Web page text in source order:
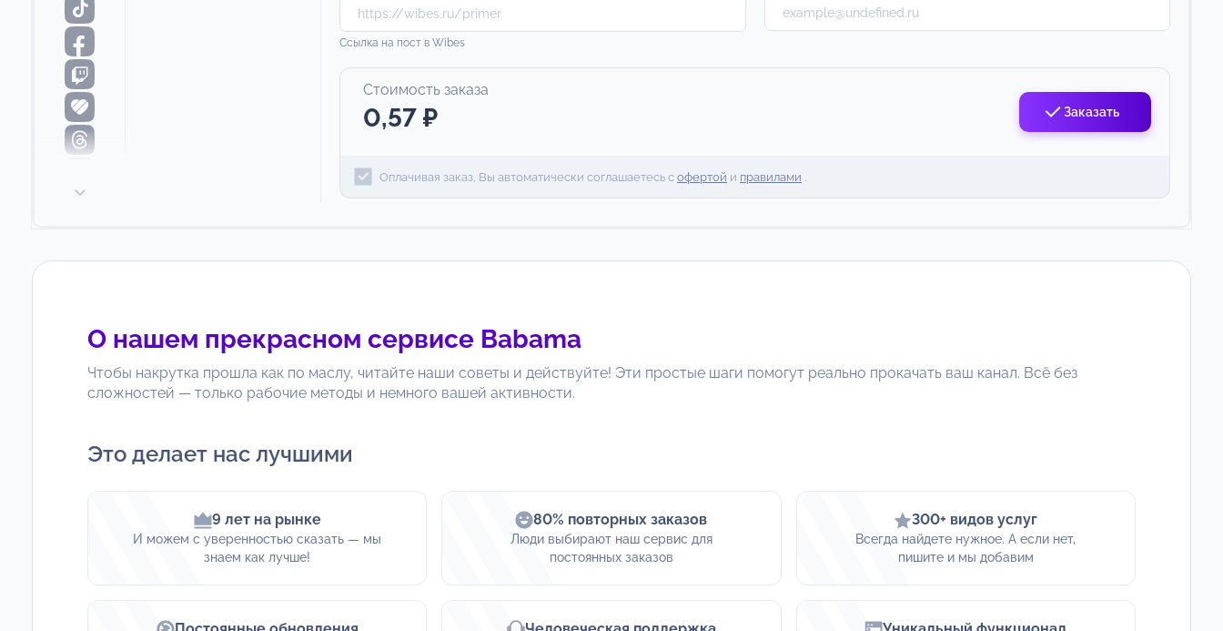
Ссылка на пост в Wibes
Стоимость заказа
0,57 ₽ Заказать
Оплачивая заказ, Вы автоматически соглашаетесь с офертой и правилами
О нашем прекрасном сервисе Babama
Чтобы накрутка прошла как по маслу, читайте наши советы и действуйте! Эти простые шаги помогут реально прокачать ваш канал. Всё без
сложностей — только рабочие методы и немного вашей активности.
Это делает нас лучшими
9 лет на рынке
И можем с уверенностью сказать — мы
знаем как лучше!
80% повторных заказов
Люди выбирают наш сервис для
постоянных заказов
300+ видов услуг
Всегда найдете нужное. А если нет,
пишите и мы добавим